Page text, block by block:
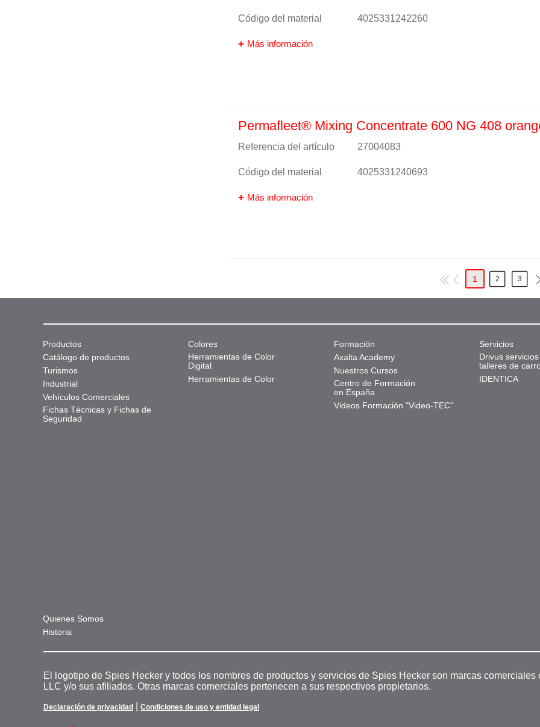
Código del material 4025331242260
Más información
Permafleet® Mixing Concentrate 600 NG 408
Referencia del artículo 27004083
Código del material 4025331240693
Más información
1 2 3
Productos
Catálogo de productos
Turismos
Industrial
Vehículos Comerciales
Fichas Técnicas y Fichas de
Seguridad
Colores
Herramientas de Color
Digital
Herramientas de Color
Formación
Axalta Academy
Nuestros Cursos
Centro de Formación
en España
Videos Formación "Video-TEC"
Servicios
Drivus
talleres de
IDENTICA
Quienes Somos
Historia
El logotipo de Spies Hecker y todos los nombres de productos y servicios de Spies Hecker son marcas
LLC y/o sus afiliados. Otras marcas comerciales pertenecen a sus respectivos propietarios.
Declaración de privacidad Condiciones de uso y entidad legal